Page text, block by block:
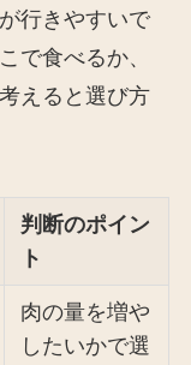
行きやすいで
で食べるか、
えると選び方
判断のポイン
ト
肉の量を増や
したいかで選